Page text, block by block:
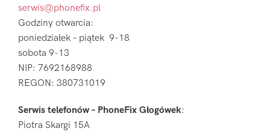
serwis@phonefix.pl
Godziny otwarcia:
poniedziałek – piątek 9-18
sobota 9-13
NIP: 7692168988
REGON: 380731019
Serwis telefonów – PhoneFix Głogówek:
Piotra Skargi 15A